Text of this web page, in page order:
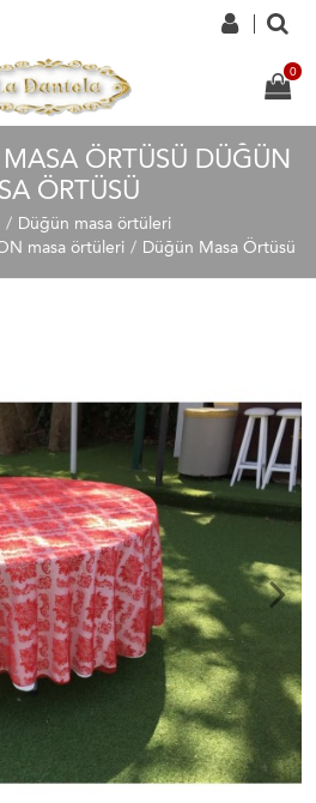
ÖRTÜSÜ DÜĞÜN
ÖRTÜSÜ
Düğün masa örtüleri
masa örtüleri
Düğün Masa Örtüsü